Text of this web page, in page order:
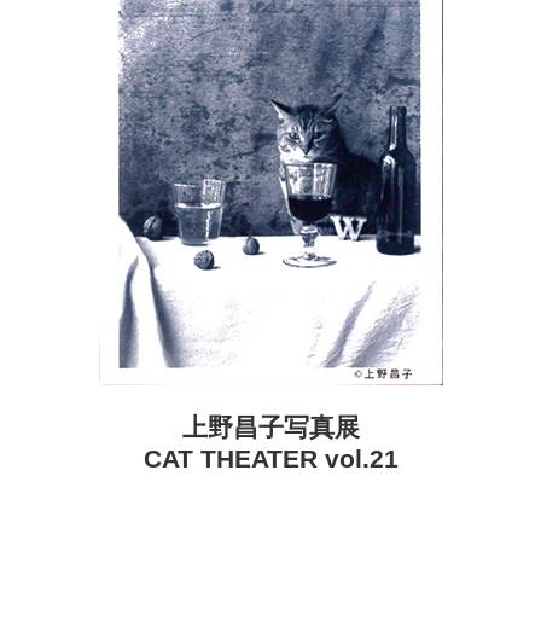
上野昌子写真展
CAT THEATER vol.21